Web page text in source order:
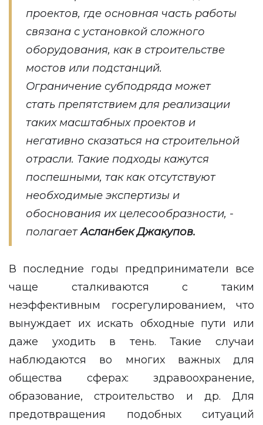
проектов, где основная часть работы
связана с установкой сложного
оборудования, как в строительстве
мостов или подстанций.
Ограничение субподряда может
стать препятствием для реализации
таких масштабных проектов и
негативно сказаться на строительной
отрасли. Такие подходы кажутся
поспешными, так как отсутствуют
необходимые экспертизы и
обоснования их целесообразности, -
полагаетАсланбек Джакупов.
В последние годы предприниматели все
чаще сталкиваются с таким
неэффективным госрегулированием, что
вынуждает их искать обходные пути или
даже уходить в тень. Такие случаи
наблюдаются во многих важных для
общества сферах: здравоохранение,
образование, строительство и др. Для
предотвращения подобных ситуаций